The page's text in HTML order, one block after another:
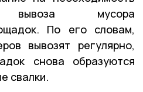
вывоза мусора
По его словам,
вывозят регулярно,
снова образуются
свалки.